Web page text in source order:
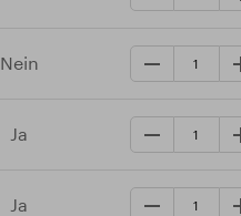
Nein
Ja
Ja